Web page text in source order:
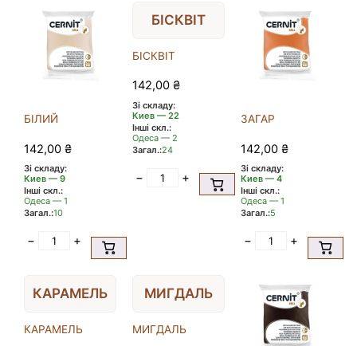
БІЛИЙ
142,00 ₴
Зі складу:
Киев — 9
Інші скл.:
Одеса — 1
Загал.:10
− +
БІСКВІТ
БІСКВІТ
142,00 ₴
Зі складу:
Киев — 22
Інші скл.:
Одеса — 2
Загал.:24
− +
ЗАГАР
142,00 ₴
Зі складу:
Киев — 4
Інші скл.:
Одеса — 1
Загал.:5
− +
КАРАМЕЛЬ
КАРАМЕЛЬ
МИГДАЛЬ
МИГДАЛЬ